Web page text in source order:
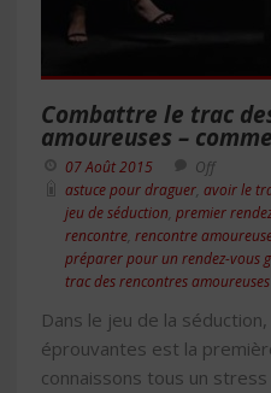
Combattre le trac
amoureuses –
07 Août 2015
Off
astuce pour draguer avoir le
jeu de séduction premier
rencontre rencontre
préparer pour un rendez-vous
trac des rencontres amoureuses
Dans le jeu de la
éprouvantes est la
connaissons tous un